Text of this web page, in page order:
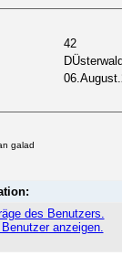
42
galad
des Benutzers.
anzeigen.